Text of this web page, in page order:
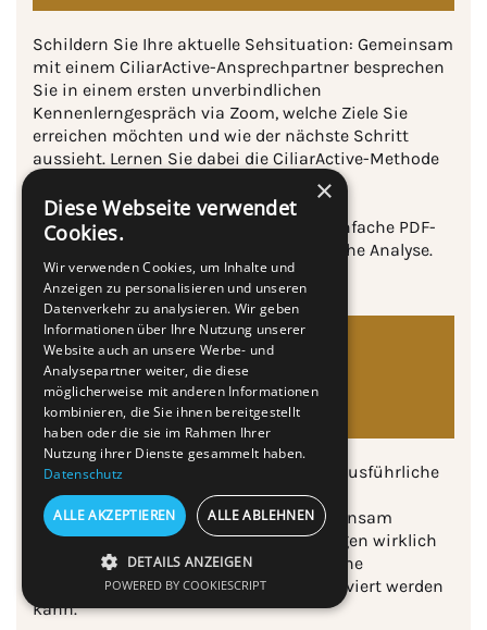
Schildern Sie Ihre aktuelle Sehsituation: Gemeinsam
mit einem CiliarActive-Ansprechpartner besprechen
Sie in einem ersten unverbindlichen
Kennenlerngespräch via Zoom, welche Ziele Sie
erreichen möchten und wie der nächste Schritt
aussieht. Lernen Sie dabei die CiliarActive-Methode
Nach dem Erstgespräch erhalten Sie einfache PDF-
Tests zur Vorbereitung auf die persönliche Analyse.
2.
Persönliche Analyse
mit Selbsttest (90 Min.)
Im Analyse-Termin erfolgt remote eine a usführliche
Anamnese Ihrer Augengesundheit und
Lebensgewohnheiten. Dabei wird gemeinsam
ausgewertet und ermittelt, was Ihre Augen wirklich
brauchen. Sie erfahren, wie die natürliche
Augenregulierung bei Ihnen gezielt aktiviert werden
kann.
×
Diese Webseite verwendet
Cookies.
Wir verwenden Cookies, um Inhalte und
Anzeigen zu personalisieren und unseren
Datenverkehr zu analysieren. Wir geben
Informationen über Ihre Nutzung unserer
Website auch an unsere Werbe- und
Analysepartner weiter, die diese
möglicherweise mit anderen Informationen
kombinieren, die Sie ihnen bereitgestellt
haben oder die sie im Rahmen Ihrer
Nutzung ihrer Dienste gesammelt haben.
Datenschutz
ALLE AKZEPTIEREN ALLE ABLEHNEN
DETAILS ANZEIGEN
POWERED BY COOKIESCRIPT